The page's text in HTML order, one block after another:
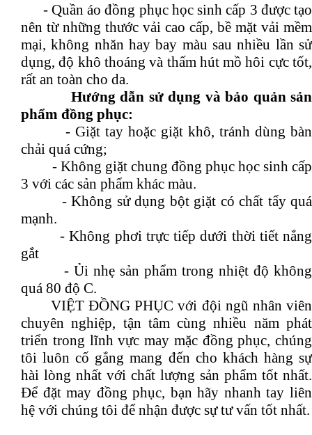
- Quần áo đồng phục học sinh cấp 3 được tạo
nên từ những thước vải cao cấp, bề mặt vải mềm
mại, không nhăn hay bay màu sau nhiều lần sử
dụng, độ khô thoáng và thấm hút mồ hôi cực tốt,
rất an toàn cho da.
Hướng dẫn sử dụng và bảo quản sản
phẩm đồng phục:
- Giặt tay hoặc giặt khô, tránh dùng bàn
chải quá cứng;
- Không giặt chung đồng phục học sinh cấp
3 với các sản phẩm khác màu.
- Không sử dụng bột giặt có chất tẩy quá
mạnh.
- Không phơi trực tiếp dưới thời tiết nắng
gắt
- Ủi nhẹ sản phẩm trong nhiệt độ không
quá 80 độ C.
VIỆT ĐỒNG PHỤC với đội ngũ nhân viên
chuyên nghiệp, tận tâm cùng nhiều năm phát
triển trong lĩnh vực may mặc đồng phục, chúng
tôi luôn cố gắng mang đến cho khách hàng sự
hài lòng nhất với chất lượng sản phẩm tốt nhất.
Để đặt may đồng phục, bạn hãy nhanh tay liên
hệ với chúng tôi để nhận được sự tư vấn tốt nhất.